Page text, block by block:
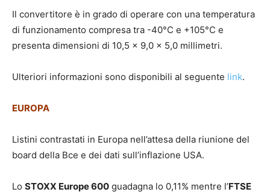
Il convertitore è in grado di operare con una temperatura
di funzionamento compresa tra -40°C e +105°C e
presenta dimensioni di 10,5 x 9,0 x 5,0 millimetri.
Ulteriori informazioni sono disponibili al seguente link.
EUROPA
Listini contrastati in Europa nell’attesa della riunione del
board della Bce e dei dati sull’inflazione USA.
Lo STOXX Europe 600 guadagna lo 0,11% mentre l’FTSE